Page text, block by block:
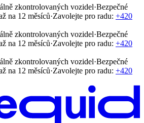
zkontrolovaných vozidel·Bezpečné
na 12 měsíců·Zavolejte pro radu: +420
zkontrolovaných vozidel·Bezpečné
na 12 měsíců·Zavolejte pro radu: +420
zkontrolovaných vozidel·Bezpečné
na 12 měsíců·Zavolejte pro radu: +420